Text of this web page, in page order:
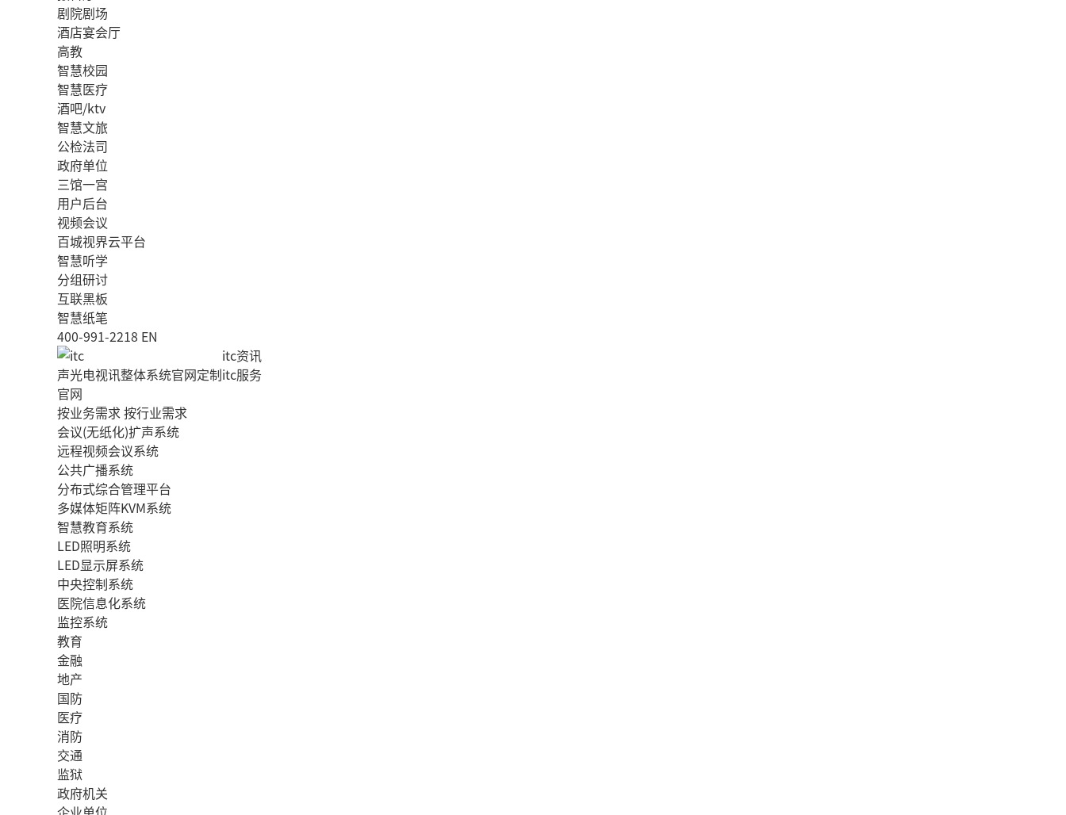
剧院剧场
酒店宴会厅
高教
智慧校园
智慧医疗
酒吧/ktv
智慧文旅
公检法司
政府单位
三馆一宫
用户后台
视频会议
百城视界云平台
智慧听学
分组研讨
互联黑板
智慧纸笔
400-991-2218 EN
声光电视讯整体系统官网定制
官网
按业务需求按行业需求
会议(无纸化)扩声系统
远程视频会议系统
公共广播系统
分布式综合管理平台
多媒体矩阵KVM系统
智慧教育系统
LED照明系统
LED显示屏系统
中央控制系统
医院信息化系统
监控系统
教育
金融
地产
国防
医疗
消防
交通
监狱
政府机关
itc资讯
itc服务